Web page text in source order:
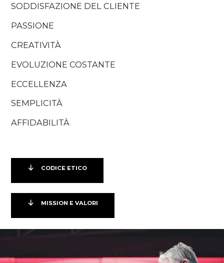
SODDISFAZIONE DEL CLIENTE
PASSIONE
CREATIVITÀ
EVOLUZIONE COSTANTE
ECCELLENZA
SEMPLICITÀ
AFFIDABILITÀ
CODICE ETICO
MISSION E VALORI